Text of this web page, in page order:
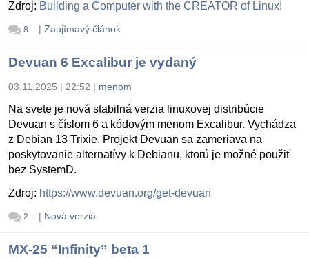
Zdroj: Building a Computer with the CREATOR of Linux!
8 | Zaujímavý článok
Devuan 6 Excalibur je vydaný
03.11.2025 | 22:52 | menom
Na svete je nová stabilná verzia linuxovej distribúcie
Devuan s číslom 6 a kódovým menom Excalibur. Vychádza
z Debian 13 Trixie. Projekt Devuan sa zameriava na
poskytovanie alternatívy k Debianu, ktorú je možné použiť
bez SystemD.
Zdroj: https://www.devuan.org/get-devuan
2 | Nová verzia
MX-25 “Infinity” beta 1